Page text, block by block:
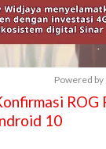
Powered by
ROG
10